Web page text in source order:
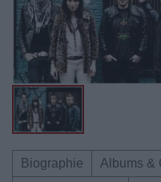
Biographie
Albums &